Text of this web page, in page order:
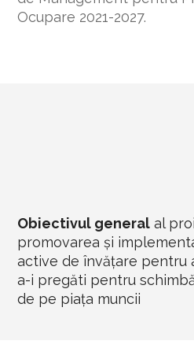
Ocupare 2021-2027.
Obiectivul general al
promovarea și
active de învățare pentru
a-i pregăti pentru
de pe piața muncii